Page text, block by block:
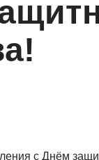
улица, 1Б
и склад:
район
парк
Изделия из
перфорированных
листов
с Днём